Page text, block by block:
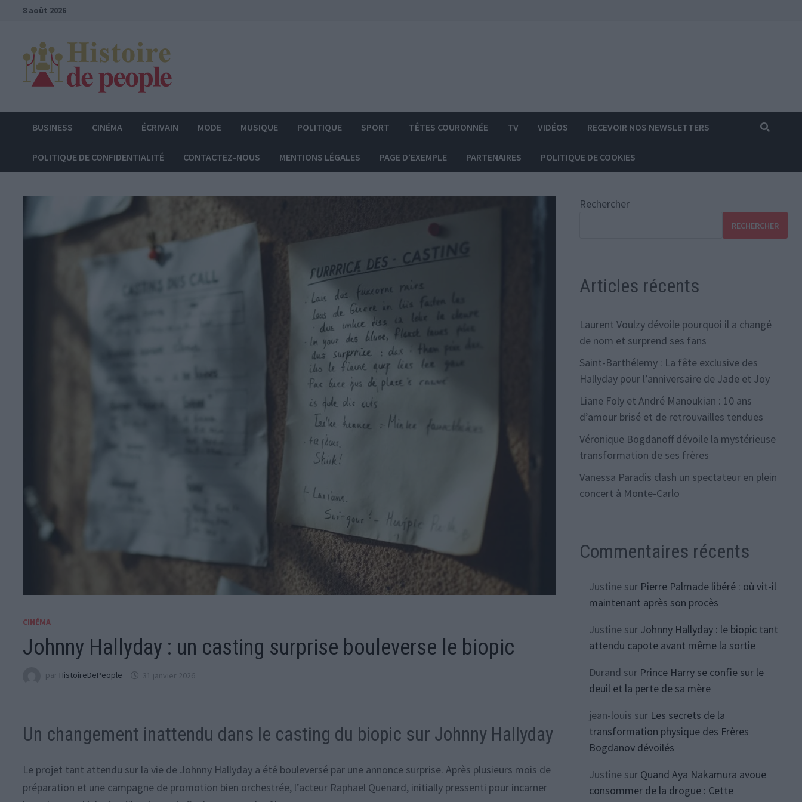
Passer8 août 2026
BUSINESS CINÉMA ÉCRIVAIN MODE MUSIQUE POLITIQUE SPORT TÊTES COURONNÉE TV VIDÉOS RECEVOIR NOS NEWSLETTERS
POLITIQUE DE CONFIDENTIALITÉ CONTACTEZ-NOUS MENTIONS LÉGALES PAGE D’EXEMPLE PARTENAIRES POLITIQUE DE COOKIES
CINÉMA
Johnny Hallyday : un casting surprise bouleverse le biopic
par HistoireDePeople 31 janvier 2026
Un changement inattendu dans le casting du biopic sur Johnny Hallyday
Le projet tant attendu sur la vie de Johnny Hallyday a été bouleversé par une annonce surprise. Après plusieurs mois de
préparation et une campagne de promotion bien orchestrée, l’acteur Raphaël Quenard, initially pressenti pour incarner
Rechercher
RECHERCHER
Articles récents
Laurent Voulzy dévoile pourquoi il a changé
de nom et surprend ses fans
Saint-Barthélemy : La fête exclusive des
Hallyday pour l’anniversaire de Jade et Joy
Liane Foly et André Manoukian : 10 ans
d’amour brisé et de retrouvailles tendues
Véronique Bogdanoff dévoile la mystérieuse
transformation de ses frères
Vanessa Paradis clash un spectateur en plein
concert à Monte-Carlo
Commentaires récents
Justinesur Pierre Palmade libéré : où vit-il
maintenant après son procès
Justinesur Johnny Hallyday : le biopic tant
attendu capote avant même la sortie
Durand sur Prince Harry se confie sur le
deuil et la perte de sa mère
jean-louis sur Les secrets de la
transformation physique des Frères
Bogdanov dévoilés
Justinesur Quand Aya Nakamura avoue
consommer de la drogue : Cette